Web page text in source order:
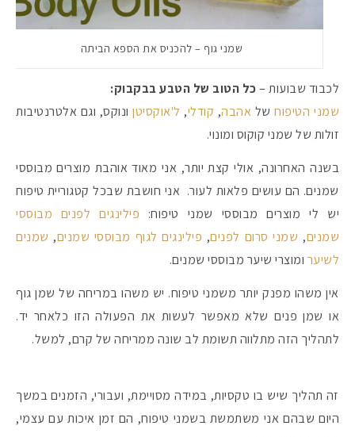
שמני גוף – להכניס את הספא הביתה
לכבוד שבועות –כל הטוב של הטבע בבקבוק:
שמני הטיפוחשל אהבה, קודלי, ל'אוקסיטןונוקס, וגם אלטרנטיבות
זולות של שמני קוקוס ומונוי.
בשנה האחרונה, אולי קצת יותר, אני מאוד אוהבת מוצרים מבוססי
שמנים. הם עושים פלאות לעור. אני חושבת שבכל קטגוריית טיפוח
יש לי מוצרים מבוססי שמני טיפוח: פילינגים לפנים מבוססי
שמנים, שמני סרום לפנים, פילינגים לגוף מבוססי שמנים, שמנים
לשיער ומוצרי שיער מבוססי שמנים.
אין משהו מפנק יותר משמני טיפוח. יש משהו במריחה של שמן גוף
או שמן פנים שלא מאפשר לעשות את הפעולה הזו כלאחר יד.
לתהליך הזה מתלווה תשומת לב שונה ממריחה של קרם, למשל.
זה תהליך שיש בו טקסיות, במידה מסויימת, ועבורי, הזמנים במשך
היום שבהם אני משתמשת בשמני טיפוח, הם זמן איכות עם עצמי,